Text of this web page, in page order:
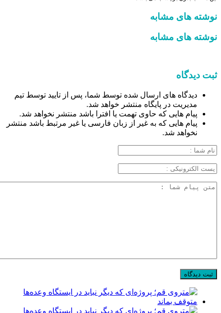
نوشته های مشابه
نوشته های مشابه
ثبت دیدگاه
دیدگاه های ارسال شده توسط شما، پس از تایید توسط تیم
مدیریت در پایگاه منتشر خواهد شد.
پیام هایی که حاوی تهمت یا افترا باشد منتشر نخواهد شد.
پیام هایی که به غیر از زبان فارسی یا غیر مرتبط باشد منتشر
نخواهد شد.